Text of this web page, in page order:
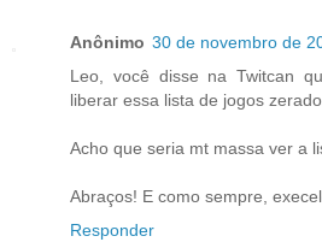
Anônimo 30 de novembro de
Leo, você disse na Twitcan
liberar essa lista de jogos
Acho que seria mt massa ver a
Abraços! E como sempre,
Responder